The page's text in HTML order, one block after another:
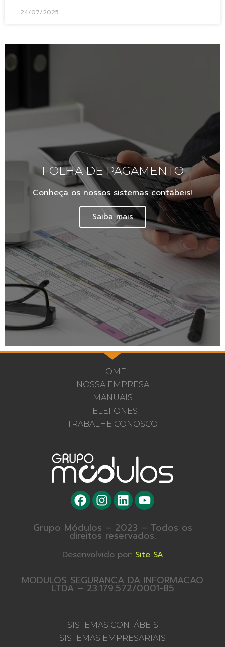
24/07/2025
FOLHA DE PAGAMENTO
Conheça os nossos sistemas contábeis!
Saiba mais
HOME
NOSSA EMPRESA
MANUAIS
TELEFONES
TRABALHE CONOSCO
Grupo Módulos – 2023 – Todos os
direitos reservados.
Desenvolvido por: Site SA
MODULOS SEGURANCA DA INFORMACAO
LTDA – 23.179.572/0001-85
SISTEMAS CONTÁBEIS
SISTEMAS EMPRESARIAIS